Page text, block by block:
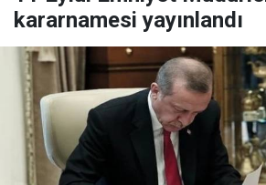
kararnamesi yayınlandı